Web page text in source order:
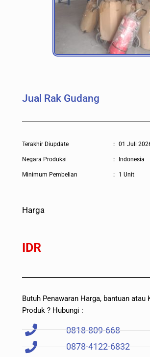
Jual Rak Gudang
Terakhir Diupdate
Negara Produksi
Minimum Pembelian
Harga
IDR
:
:
:
01 Juli
Indonesia
1 Unit
Butuh Penawaran Harga, bantuan atau
Produk ? Hubungi :
0818-809-668
0878-4122-6832